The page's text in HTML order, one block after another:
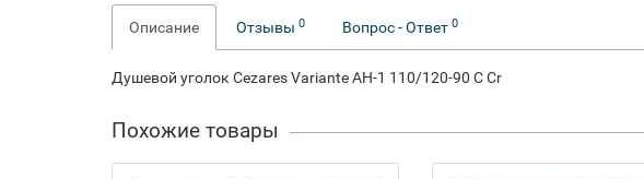
Описание Отзывы 0 Вопрос - Ответ 0
Душевой уголок Cezares Variante AH-1 110/120-90 C Cr
Похожие товары